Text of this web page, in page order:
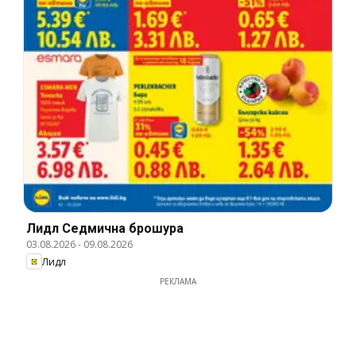
Лидл Cедмична брошура
03.08.2026- 09.08.2026
Лидл
РЕКЛАМА